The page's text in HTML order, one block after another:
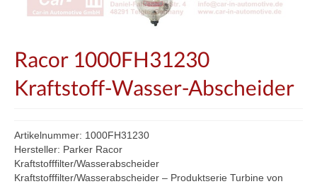
Racor 1000FH31230
Kraftstoff-Wasser-Abscheider
Artikelnummer: 1000FH31230
Hersteller: Parker Racor
Kraftstofffilter/Wasserabscheider
Kraftstofffilter/Wasserabscheider – Produktserie Turbine von